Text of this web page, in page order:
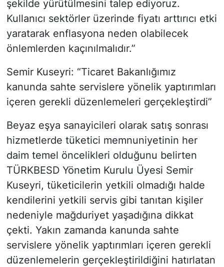
şekilde yürütülmesini talep ediyoruz.
Kullanıcı sektörler üzerinde fiyatı arttırıcı etki
yaratarak enflasyona neden olabilecek
önlemlerden kaçınılmalıdır.”
Semir Kuseyri: “Ticaret Bakanlığımız
kanunda sahte servislere yönelik yaptırımları
içeren gerekli düzenlemeleri gerçekleştirdi”
Beyaz eşya sanayicileri olarak satış sonrası
hizmetlerde tüketici memnuniyetinin her
daim temel öncelikleri olduğunu belirten
TÜRKBESD Yönetim Kurulu Üyesi Semir
Kuseyri, tüketicilerin yetkili olmadığı halde
kendilerini yetkili servis gibi tanıtan kişiler
nedeniyle mağduriyet yaşadığına dikkat
çekti. Yakın zamanda kanunda sahte
servislere yönelik yaptırımları içeren gerekli
düzenlemelerin gerçekleştirildiğini hatırlatan